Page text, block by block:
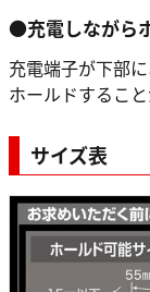
●充電しながら
充電端子が下部
ホールドするこ
サイズ表